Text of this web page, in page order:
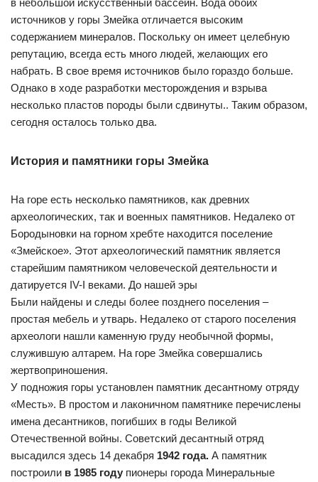
источников у горы Змейка отличается высоким
содержанием минералов. Поскольку он имеет целебную
репутацию, всегда есть много людей, желающих его
набрать. В свое время источников было гораздо больше.
Однако в ходе разработки месторождения и взрыва
несколько пластов породы были сдвинуты.. Таким образом,
сегодня осталось только два.
История и памятники горы Змейка
На горе есть несколько памятников, как древних
археологических, так и военных памятников. Недалеко от
Бородыновки на горном хребте находится поселение
«Змейское». Этот археологический памятник является
старейшим памятником человеческой деятельности и
датируется IV-I веками. До нашей эры
Были найдены и следы более позднего поселения –
простая мебель и утварь. Недалеко от старого поселения
археологи нашли каменную груду необычной формы,
служившую алтарем. На горе Змейка совершались
жертвоприношения.
У подножия горы установлен памятник десантному отряду
«Месть». В простом и лаконичном памятнике перечислены
имена десантников, погибших в годы Великой
Отечественной войны. Советский десантный отряд
высадился здесь 14 декабря 1942 года. А памятник
построили в 1985 году пионеры города Минеральные